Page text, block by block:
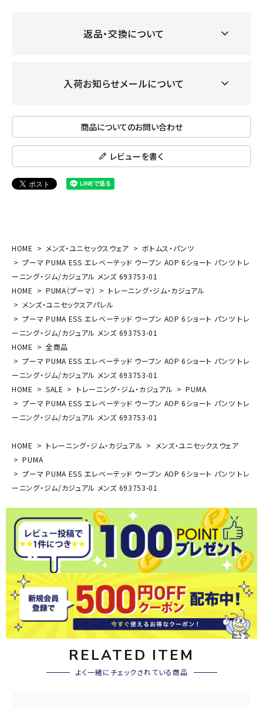
返品・交換について
入荷お知らせメールについて
商品についてのお問い合わせ
レビューを書く
HOME メンズ・ユニセックスウェア
ボトムス・パンツ
プーマ PUMA ESS エレベーテッド ウーブン AOP 6ショート パンツ トレ
ーニング・ジム/カジュアル メンズ 693753-01
HOME
PUMA（プーマ）
トレーニング・ジム・カジュアル
メンズ・ユニセックスアパレル
プーマ PUMA ESS エレベーテッド ウーブン AOP 6ショート パンツ トレ
ーニング・ジム/カジュアル メンズ 693753-01
HOME
全商品
プーマ PUMA ESS エレベーテッド ウーブン AOP 6ショート パンツ トレ
ーニング・ジム/カジュアル メンズ 693753-01
HOME
SALE トレーニング・ジム・カジュアル
PUMA
プーマ PUMA ESS エレベーテッド ウーブン AOP 6ショート パンツ トレ
ーニング・ジム/カジュアル メンズ 693753-01
HOME トレーニング・ジム・カジュアル
メンズ・ユニセックスウェア
PUMA
プーマ PUMA ESS エレベーテッド ウーブン AOP 6ショート パンツ トレ
ーニング・ジム/カジュアル メンズ 693753-01
RELATED ITEM
よく一緒にチェックされている商品